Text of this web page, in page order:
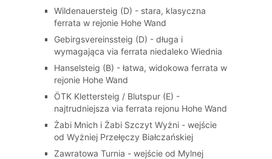
Wildenauersteig (D) - stara, klasyczna
ferrata w rejonie Hohe Wand
Gebirgsvereinssteig (D) - długa i
wymagająca via ferrata niedaleko Wiednia
Hanselsteig (B) - łatwa, widokowa ferrata w
rejonie Hohe Wand
ÖTK Klettersteig / Blutspur (E) -
najtrudniejsza via ferrata rejonu Hohe Wand
Żabi Mnich i Żabi Szczyt Wyżni - wejście
od Wyżniej Przełęczy Białczańskiej
Zawratowa Turnia - wejście od Mylnej